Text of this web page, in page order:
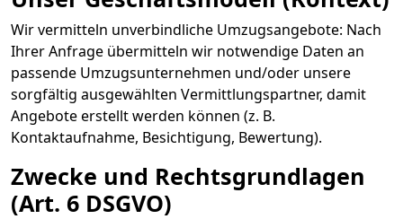
Wir vermitteln unverbindliche Umzugsangebote: Nach
Ihrer Anfrage übermitteln wir notwendige Daten an
passende Umzugsunternehmen und/oder unsere
sorgfältig ausgewählten Vermittlungspartner, damit
Angebote erstellt werden können (z. B.
Kontaktaufnahme, Besichtigung, Bewertung).
Zwecke und Rechtsgrundlagen
(Art. 6 DSGVO)